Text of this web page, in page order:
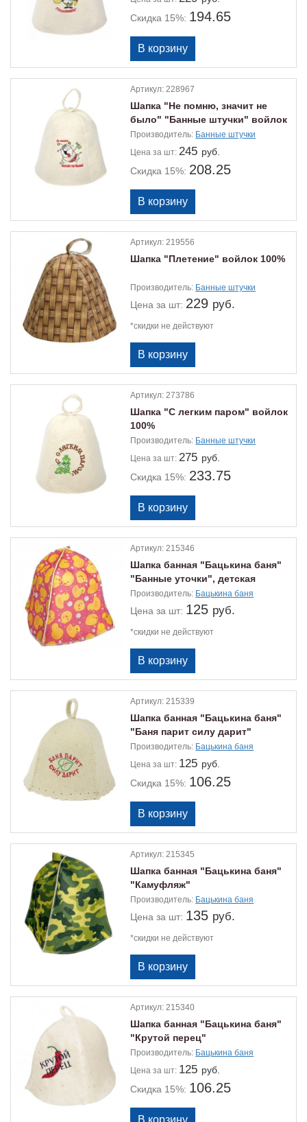
Скидка 15%: 194.65
Артикул:228967
Шапка "Не помню, значит не
было" "Банные штучки" войлок
100%
Производитель: Банные штучки
Цена за шт:245 руб.
Скидка 15%: 208.25
Артикул:219556
Шапка "Плетение" войлок 100%
Производитель: Банные штучки
Цена за шт: 229 руб.
*скидки не действуют
Артикул:273786
Шапка "С легким паром" войлок
100%
Производитель: Банные штучки
Цена за шт:275 руб.
Скидка 15%: 233.75
Артикул:215346
Шапка банная "Бацькина баня"
"Банные уточки", детская
розовая
Производитель: Бацькина баня
Цена за шт: 125 руб.
*скидки не действуют
Артикул:215339
Шапка банная "Бацькина баня"
"Баня парит силу дарит"
Производитель: Бацькина баня
Цена за шт: 125 руб.
Скидка 15%: 106.25
Артикул:215345
Шапка банная "Бацькина баня"
"Камуфляж"
Производитель: Бацькина баня
Цена за шт: 135 руб.
*скидки не действуют
Артикул:215340
Шапка банная "Бацькина баня"
"Крутой перец"
Производитель: Бацькина баня
Цена за шт: 125 руб.
Скидка 15%: 106.25